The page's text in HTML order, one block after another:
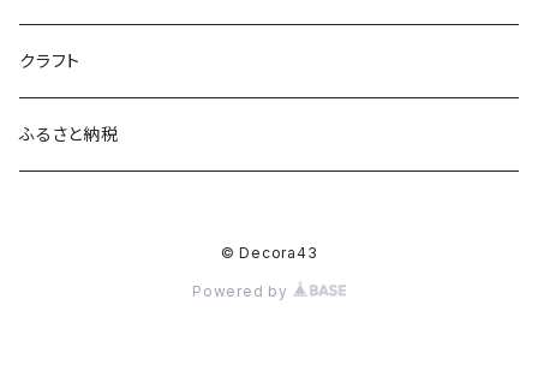
クラフト
ふるさと納税
© Decora43
Powered by